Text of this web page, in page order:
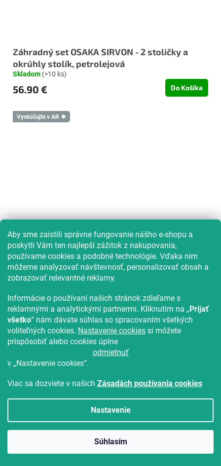
Aby sme zaistili správne fungovanie nášho e-shopu a
poskytli Vám ten najlepší zážitok z nakupovania,
používame cookies a podobné technológie. Vďaka nim
môžeme analyzovať návštevnosť, personalizovať obsah a
zobrazovať relevantné reklamy.
Informácie o používaní našich stránok zdieľame s
reklamnými a analytickými partnermi. Kliknutím na „Prijať
všetko“ nám dávate súhlas so spracovaním všetkých
voliteľných cookies. Nastavenie cookies si môžete
prispôsobiť alebo cookies úplne
odmietnuť
v „Nastavenie cookies“.
Viac sa dozviete v našich Zásadách používania cookies
Nastavenie
Súhlasím
Záhradný set OSAKA SIRVON - 2 stoličky a
okrúhly stolík, petrolejová
Skladom (>10 ks)
56.90 € Do Košíka
Vyskúšajte v AR ❖
Záhradný set OSAKA SIRVON - 2 stoličky a
okrúhly stolík, sivohnedá
74.80 € Do Košíka
Vyskúšajte v AR ❖